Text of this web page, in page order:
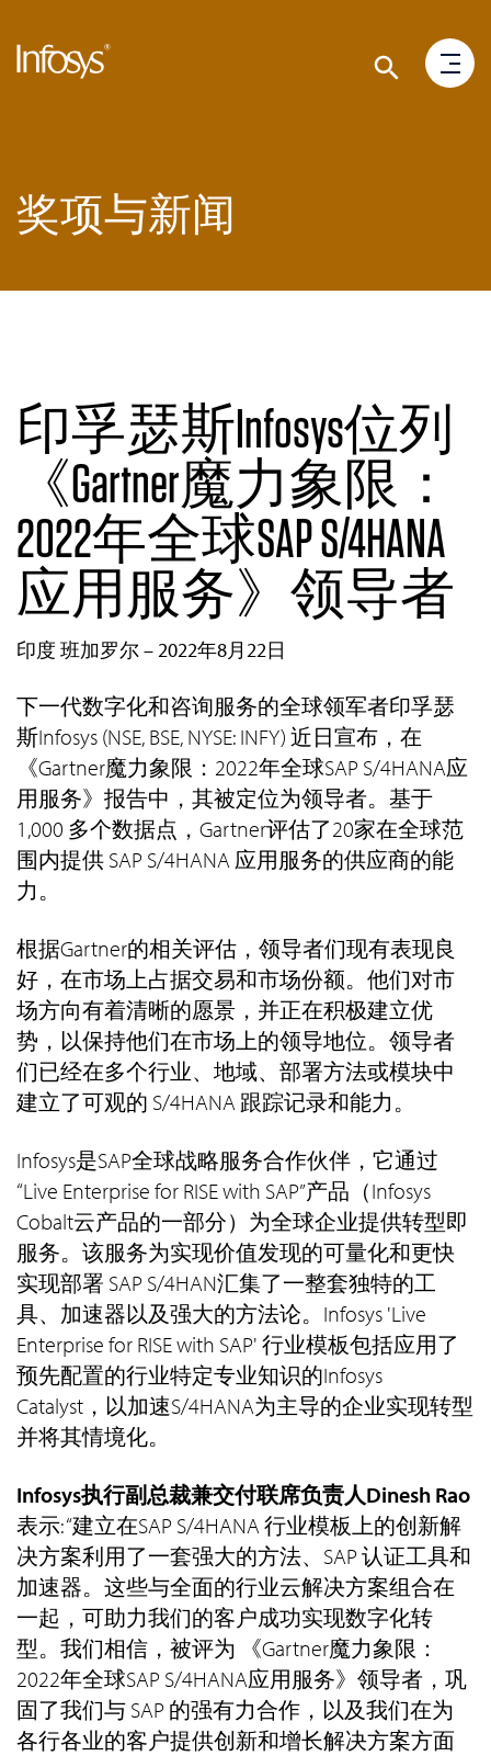
奖项与新闻
印孚瑟斯Infosys位列
《Gartner魔力象限：
2022年全球SAP S/4HANA
应用服务》领导者
印度 班加罗尔 – 2022年8月22日
下一代数字化和咨询服务的全球领军者印孚瑟
斯Infosys (NSE, BSE, NYSE: INFY) 近日宣布，在
《Gartner魔力象限：2022年全球SAP S/4HANA应
用服务》报告中，其被定位为领导者。基于
1,000 多个数据点，Gartner评估了20家在全球范
围内提供 SAP S/4HANA 应用服务的供应商的能
力。
根据Gartner的相关评估，领导者们现有表现良
好，在市场上占据交易和市场份额。他们对市
场方向有着清晰的愿景，并正在积极建立优
势，以保持他们在市场上的领导地位。领导者
们已经在多个行业、地域、部署方法或模块中
建立了可观的 S/4HANA 跟踪记录和能力。
Infosys是SAP全球战略服务合作伙伴，它通过
“Live Enterprise for RISE with SAP”产品（Infosys
Cobalt云产品的一部分）为全球企业提供转型即
服务。该服务为实现价值发现的可量化和更快
实现部署 SAP S/4HAN汇集了一整套独特的工
具、加速器以及强大的方法论。Infosys 'Live
Enterprise for RISE with SAP' 行业模板包括应用了
预先配置的行业特定专业知识的Infosys
Catalyst，以加速S/4HANA为主导的企业实现转型
并将其情境化。
Infosys执行副总裁兼交付联席负责人Dinesh Rao
表示: “建立在SAP S/4HANA 行业模板上的创新解
决方案利用了一套强大的方法、SAP 认证工具和
加速器。这些与全面的行业云解决方案组合在
一起，可助力我们的客户成功实现数字化转
型。我们相信，被评为 《Gartner魔力象限：
2022年全球SAP S/4HANA应用服务》领导者，巩
固了我们与 SAP 的强有力合作，以及我们在为
各行各业的客户提供创新和增长解决方案方面